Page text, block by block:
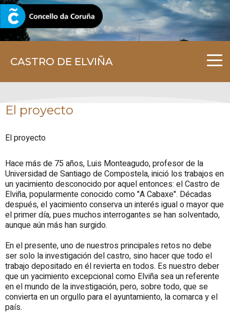
CASTRO DE ELVIÑA
CORUNA.GAL
El proyecto
El proyecto
Hace más de 75 años, Luis Monteagudo, profesor de la
Universidad de Santiago de Compostela, inició los trabajos en
un yacimiento desconocido por aquel entonces: el Castro de
Elviña, popularmente conocido como "A Cabaxe". Décadas
después, el yacimiento conserva un interés igual o mayor que
el primer día, pues muchos interrogantes se han solventado,
aunque aún más han surgido.
En el presente, uno de nuestros principales retos no debe
ser solo la investigación del castro, sino hacer que todo el
trabajo depositado en él revierta en todos. Es nuestro deber
que un yacimiento excepcional como Elviña sea un referente
en el mundo de la investigación, pero, sobre todo, que se
convierta en un orgullo para el ayuntamiento, la comarca y el
país.